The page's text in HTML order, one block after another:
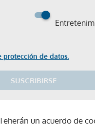
protección de datos.
SUSCRIBIRSE
un acuerdo de